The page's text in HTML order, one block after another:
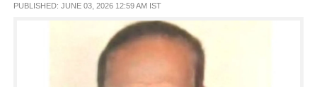
PUBLISHED: JUNE 03, 2026 12:59 AM IST